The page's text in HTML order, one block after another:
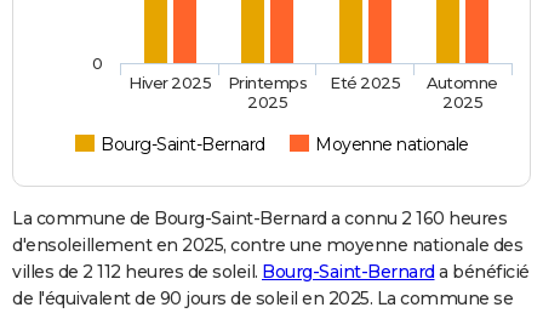
Bourg-Saint-Bernard Moyenne nationale
Hiver 2025
Printemps
2025
Eté 2025
Automne
2025
0
La commune de Bourg-Saint-Bernard a connu 2 160 heures
d'ensoleillement en 2025, contre une moyenne nationale des
villes de 2 112 heures de soleil. Bourg-Saint-Bernard a bénéficié
de l'équivalent de 90 jours de soleil en 2025. La commune se